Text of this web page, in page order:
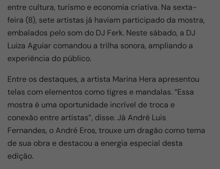
entre cultura, turismo e economia criativa. Na sexta-
feira (8), sete artistas já haviam participado da mostra,
embalados pelo som do DJ Ferk. Neste sábado, a DJ
Luiza Aguiar comandou a trilha sonora, ampliando a
experiência do público.
Entre os destaques, a artista Marina Hera apresentou
telas com elementos como tigres e mandalas. “Essa
mostra é uma oportunidade incrível de troca e
conexão entre artistas”, disse. Já André Luis
Fernandes, o André Eros, trouxe um dragão como tema
de sua obra e destacou a energia especial desta
edição.